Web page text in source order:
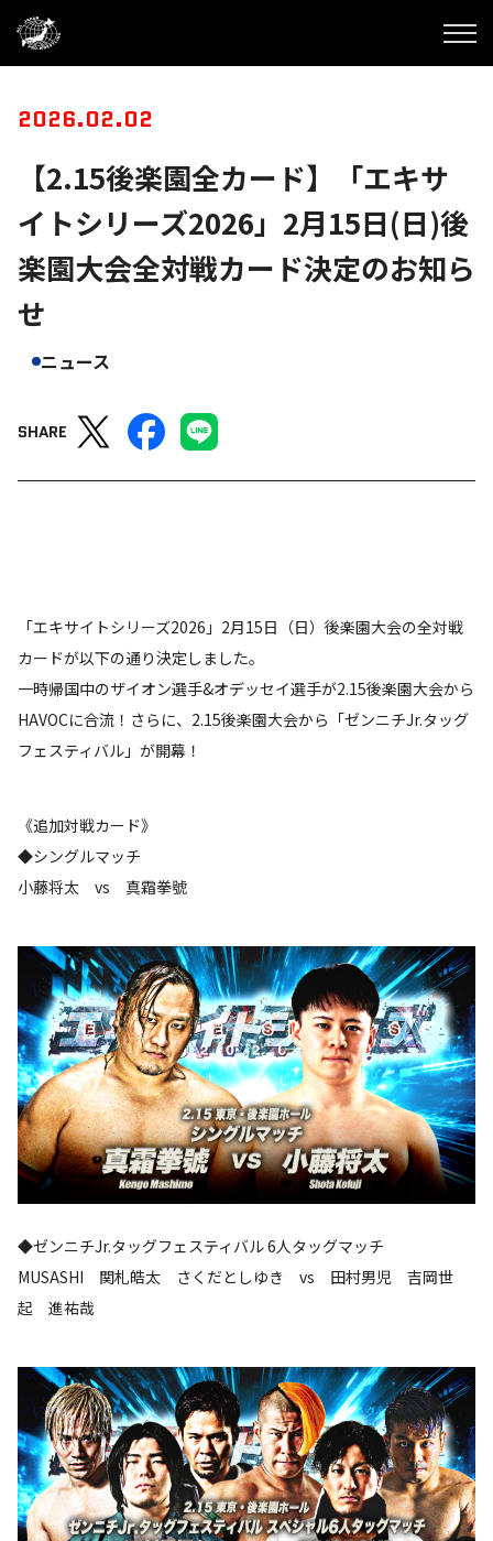
2026.02.02
【2.15後楽園全カード】「エキサ
イトシリーズ2026」2月15日(日)後
楽園大会全対戦カード決定のお知ら
せ
ニュース
SHARE
「エキサイトシリーズ2026」2月15日（日）後楽園大会の全対戦
カードが以下の通り決定しました。
一時帰国中のザイオン選手&オデッセイ選手が2.15後楽園大会から
HAVOCに合流！さらに、2.15後楽園大会から「ゼンニチJr.タッグ
フェスティバル」が開幕！
《追加対戦カード》
◆シングルマッチ
小藤将太 vs 真霜拳號
◆ゼンニチJr.タッグフェスティバル 6人タッグマッチ
MUSASHI 関札皓太 さくだとしゆき vs 田村男児 吉岡世
起 進祐哉